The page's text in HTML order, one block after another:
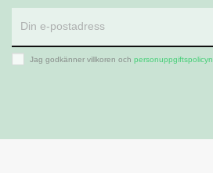
Jag godkänner villkoren och personuppgiftspolicyn